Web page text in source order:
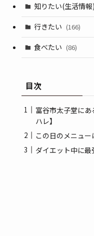
(44)
(1)
知りたい(生活情報)
(10)
(11)
行きたい (166)
(18)
食べたい (86)
(3)
目次
富谷市太子堂に
ハレ】
この日のメニュ
ダイエット中に最